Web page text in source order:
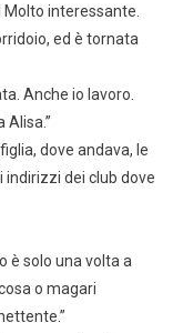
interessante.
ed è tornata
Anche io lavoro.
Alisa.”
dove andava, le
indirizzi dei club dove
è solo una volta a
o magari